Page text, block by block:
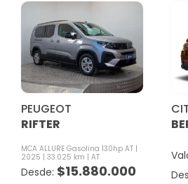
PEUGEOT
RIFTER
MCA ALLURE Gasolina 130hp AT
2025
33.025 km AT
$15.880.000